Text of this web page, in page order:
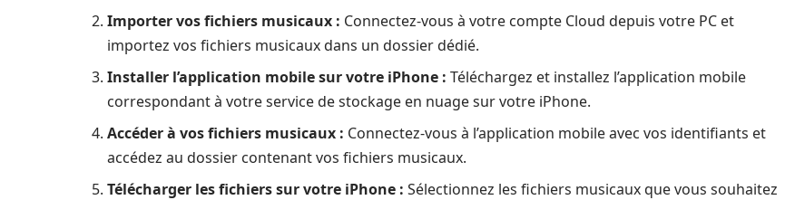
Importer vos fichiers musicaux : Connectez-vous à votre compte Cloud depuis votre PC et
importez vos fichiers musicaux dans un dossier dédié.
Installer l’application mobile sur votre iPhone : Téléchargez et installez l’application mobile
correspondant à votre service de stockage en nuage sur votre iPhone.
Accéder à vos fichiers musicaux : Connectez-vous à l’application mobile avec vos identifiants et
accédez au dossier contenant vos fichiers musicaux.
Télécharger les fichiers sur votre iPhone : Sélectionnez les fichiers musicaux que vous souhaitez